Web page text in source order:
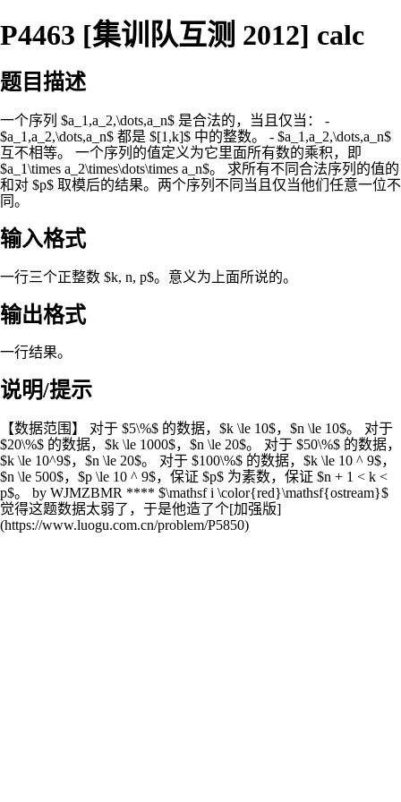
P4463 [集训队互测 2012] calc
题目描述
一个序列 $a_1,a_2,\dots,a_n$ 是合法的，当且仅当： -
$a_1,a_2,\dots,a_n$ 都是 $[1,k]$ 中的整数。 - $a_1,a_2,\dots,a_n$
互不相等。 一个序列的值定义为它里面所有数的乘积，即
$a_1\times a_2\times\dots\times a_n$。 求所有不同合法序列的值的
和对 $p$ 取模后的结果。两个序列不同当且仅当他们任意一位不
同。
输入格式
一行三个正整数 $k, n, p$。意义为上面所说的。
输出格式
一行结果。
说明/提示
【数据范围】 对于 $5\%$ 的数据，$k \le 10$，$n \le 10$。 对于
$20\%$ 的数据，$k \le 1000$，$n \le 20$。 对于 $50\%$ 的数据，
$k \le 10^9$，$n \le 20$。 对于 $100\%$ 的数据，$k \le 10 ^ 9$，
$n \le 500$，$p \le 10 ^ 9$，保证 $p$ 为素数，保证 $n + 1 < k <
p$。 by WJMZBMR **** $\mathsf i \color{red}\mathsf{ostream}$
觉得这题数据太弱了，于是他造了个[加强版]
(https://www.luogu.com.cn/problem/P5850)